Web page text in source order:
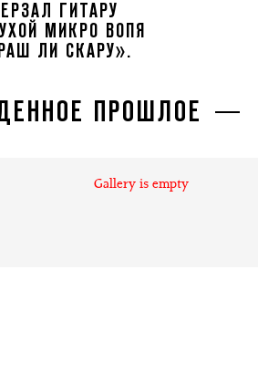
ГИТАРУ
МИКРО ВОПЯ
ЛИ СКАРУ».
ПРОШЛОЕ
Gallery is empty